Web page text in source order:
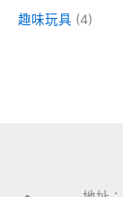
趣味玩具 (4)